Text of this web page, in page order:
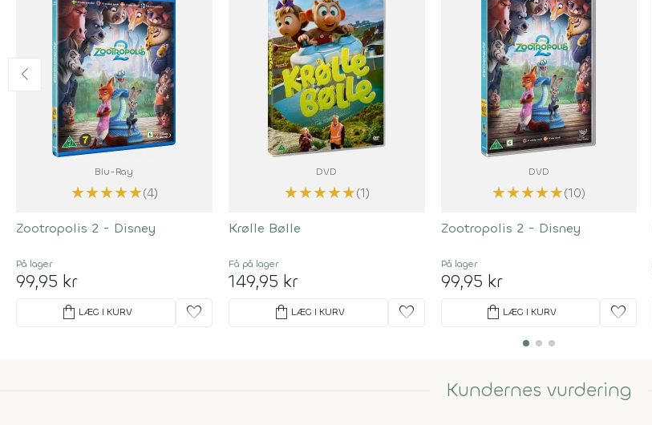
Blu-Ray
★★★★★(4)
Zootropolis 2 - Disney
På lager
99,95 kr
shopping_bag LÆG I KURV favorite
DVD
★★★★★(1)
Krølle Bølle
Få på lager
149,95 kr
shopping_bag LÆG I KURV favorite
DVD
★★★★★(10)
Zootropolis 2 - Disney
På lager
99,95 kr
shopping_bag LÆG I KURV favorite
Kundernes vurdering